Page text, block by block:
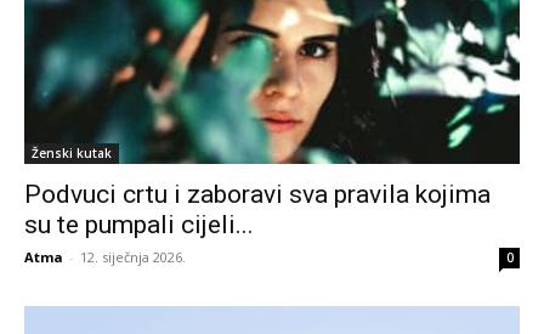
Ženski kutak
Podvuci crtu i zaboravi sva pravila kojima
su te pumpali cijeli...
Atma - 12. siječnja 2026. 0